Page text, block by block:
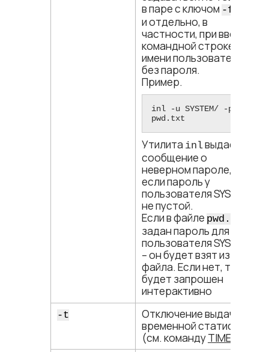
в паре с ключом -f
и отдельно, в
частности, при вводе в
командной строке
имени пользователя
без пароля.
Пример.
inl -u SYSTEM/ -p
pwd.txt
Утилита inlвыдаст
сообщение о
неверном пароле,
если пароль у
пользователя SYSTEM
не пустой.
Если в файле pwd.txt
задан пароль для
пользователя SYSTEM
– он будет взят из
файла. Если нет, то
будет запрошен
интерактивно
-t
Отключение выдачи
временной статистики
(см. командуTIME